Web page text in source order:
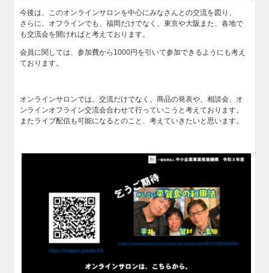
今後は、このオンラインサロンを中心にみなさんとの交流を図り、
さらに、オフラインでも、福岡だけでなく、東京や大阪また、各地で
も交流会を開ければと考えております。
会員に関しては、参加費から1000円を引いて参加できるようにも考え
ております。
オンラインサロンでは、交流だけでなく、商品の発表や、相談会、オ
ンラインオフライン交流会合わせて行っていこうと考えております。
またライブ配信も可能になるとのこと、考えていきたいと思います。